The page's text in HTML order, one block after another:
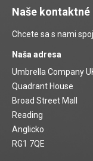
Naše
Chcete sa s nami
Naša adresa
Umbrella Company
Quadrant House
Broad Street Mall
Reading
Anglicko
RG1 7QE